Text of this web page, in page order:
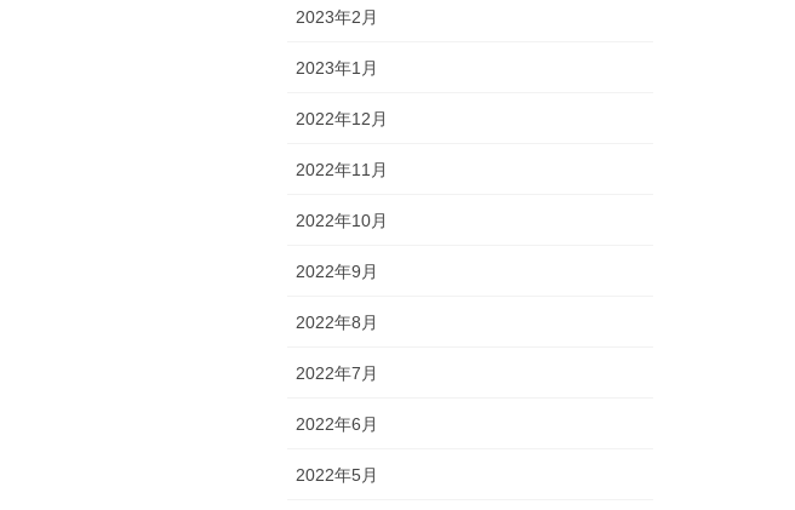
2023年2月
2023年1月
2022年12月
2022年11月
2022年10月
2022年9月
2022年8月
2022年7月
2022年6月
2022年5月